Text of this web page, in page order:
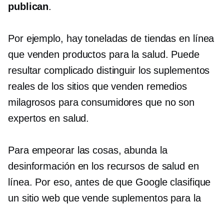
publican.
Por ejemplo, hay toneladas de tiendas en línea
que venden productos para la salud. Puede
resultar complicado distinguir los suplementos
reales de los sitios que venden remedios
milagrosos para consumidores que no son
expertos en salud.
Para empeorar las cosas, abunda la
desinformación en los recursos de salud en
línea. Por eso, antes de que Google clasifique
un sitio web que vende suplementos para la